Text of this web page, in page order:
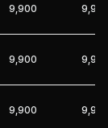
9,900
9,900
9,900